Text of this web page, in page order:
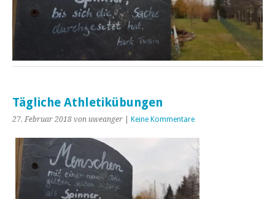
Tägliche Athletikübungen
27. Februar 2018 von uweanger Keine Kommentare